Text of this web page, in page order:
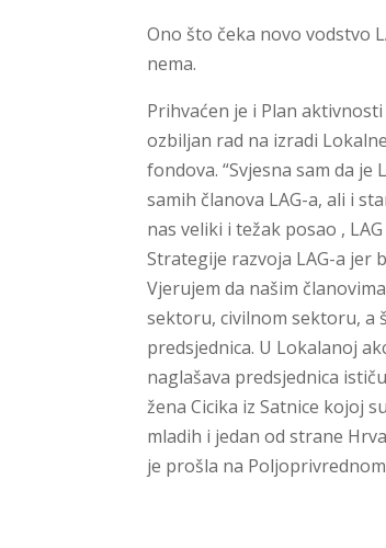
Ono što čeka novo vodstvo
nema.
Prihvaćen je i Plan
ozbiljan rad na izradi
fondova. “Svjesna sam da
samih članova LAG-a, ali i
nas veliki i težak posao ,
Strategije razvoja LAG-a jer
Vjerujem da našim
sektoru, civilnom sektoru, a
predsjednica. U Lokalanoj
naglašava predsjednica
žena Cicika iz Satnice kojoj
mladih i jedan od strane
je prošla na